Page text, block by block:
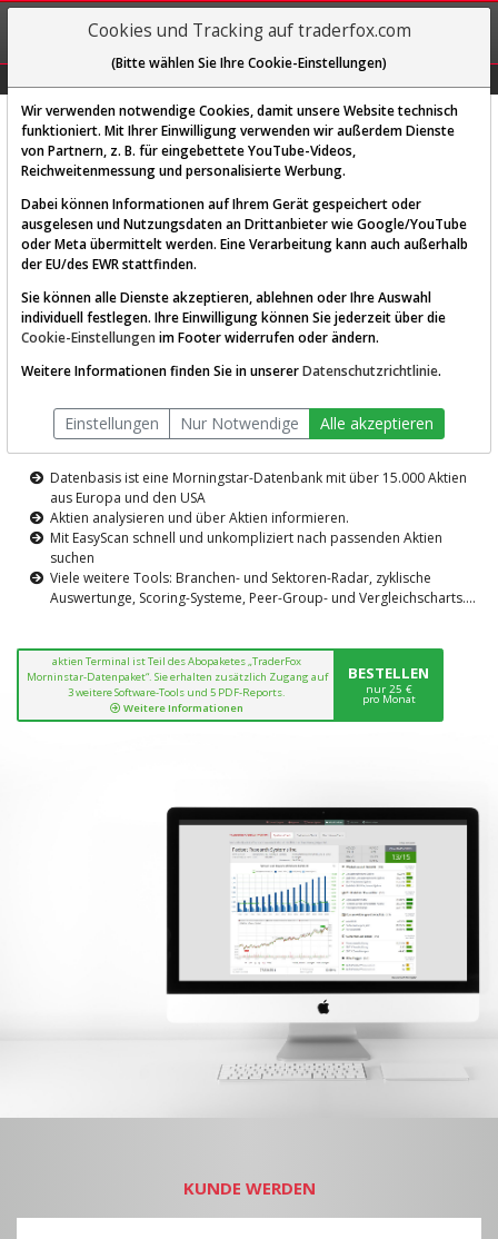
REGIS-
TRIEREN
Diese Funktion ist nur für
AKTIEN-TERMINAL
Die Aktienanalyse-Plattform von
TraderFox
Datenbasis ist eine Morningstar-Datenbank mit über 15.000 Aktien
aus Europa und den USA
Aktien analysieren und über Aktien informieren.
Mit EasyScan schnell und unkompliziert nach passenden Aktien
suchen
Viele weitere Tools: Branchen- und Sektoren-Radar, zyklische
Auswertunge, Scoring-Systeme, Peer-Group- und Vergleichscharts....
aktien Terminal ist Teil des Abopaketes „TraderFox
Morninstar-Datenpaket“. Sie erhalten zusätzlich Zugang auf
3 weitere Software-Tools und 5 PDF-Reports.
Weitere Informationen
BESTELLEN
nur 25 €
pro Monat
KUNDE WERDEN
Cookies und Tracking auf traderfox.com
(Bitte wählen Sie Ihre Cookie-Einstellungen)
Wir verwenden notwendige Cookies, damit unsere Website technisch
funktioniert. Mit Ihrer Einwilligung verwenden wir außerdem Dienste
von Partnern, z. B. für eingebettete YouTube-Videos,
Reichweitenmessung und personalisierte Werbung.
Dabei können Informationen auf Ihrem Gerät gespeichert oder
ausgelesen und Nutzungsdaten an Drittanbieter wie Google/YouTube
oder Meta übermittelt werden. Eine Verarbeitung kann auch außerhalb
der EU/des EWR stattfinden.
Sie können alle Dienste akzeptieren, ablehnen oder Ihre Auswahl
individuell festlegen. Ihre Einwilligung können Sie jederzeit über die
Cookie-Einstellungen im Footer widerrufen oder ändern.
Weitere Informationen finden Sie in unsererDatenschutzrichtlinie.
Einstellungen Nur Notwendige Alle akzeptieren